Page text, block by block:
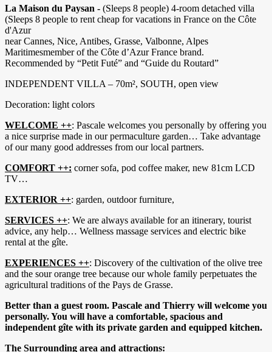
La Maison du Paysan - (Sleeps 8 people) 4-room detached villa
(Sleeps 8 people to rent cheap for vacations in France on the Côte
d'Azur
near Cannes, Nice, Antibes, Grasse, Valbonne, Alpes
Maritimesmember of the Côte d’Azur France brand.
Recommended by “Petit Futé” and “Guide du Routard”
INDEPENDENT VILLA – 70m², SOUTH, open view
Decoration: light colors
WELCOME ++: Pascale welcomes you personally by offering you
a nice surprise made in our permaculture garden… Take advantage
of our many good addresses from our local partners.
COMFORT ++: corner sofa, pod coffee maker, new 81cm LCD
TV…
EXTERIOR ++: garden, outdoor furniture,
SERVICES ++: We are always available for an itinerary, tourist
advice, any help… Wellness massage services and electric bike
rental at the gîte.
EXPERIENCES ++: Discovery of the cultivation of the olive tree
and the sour orange tree because our whole family perpetuates the
agricultural traditions of the Pays de Grasse.
Better than a guest room. Pascale and Thierry will welcome you
personally. You will have a comfortable, spacious and
independent gîte with its private garden and equipped kitchen.
The Surrounding area and attractions: